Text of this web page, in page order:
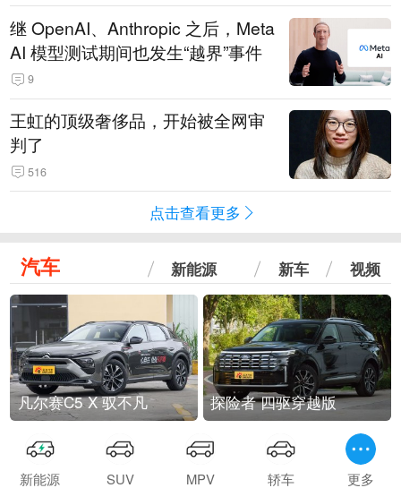
继 OpenAI、Anthropic 之后，Meta
AI 模型测试期间也发生“越界”事件
9
王虹的顶级奢侈品，开始被全网审
判了
516
点击查看更多
汽车 新能源 新车 视频
凡尔赛C5 X 驭不凡 探险者 四驱穿越版
新能源 SUV MPV 轿车 更多